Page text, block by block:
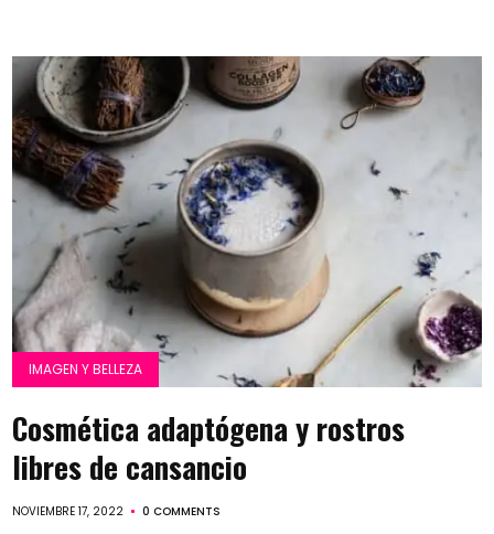
IMAGEN Y BELLEZA
Cosmética adaptógena y rostros
libres de cansancio
NOVIEMBRE 17, 2022 0 COMMENTS